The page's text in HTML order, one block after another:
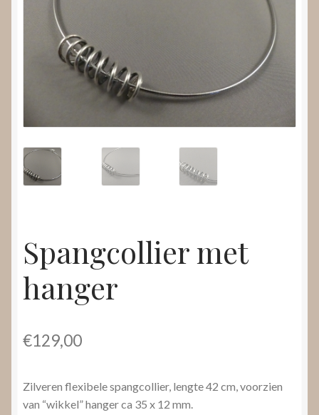
Nieuws
uitvouwen
Spangcollier met
hanger
€129,00
Zilveren flexibele spangcollier, lengte 42 cm, voorzien
van “wikkel” hanger ca 35 x 12 mm.